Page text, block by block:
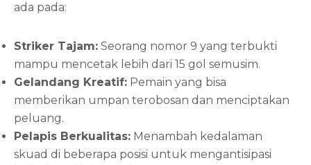
ada pada:
Striker Tajam: Seorang nomor 9 yang terbukti
mampu mencetak lebih dari 15 gol semusim.
Gelandang Kreatif: Pemain yang bisa
memberikan umpan terobosan dan menciptakan
peluang.
Pelapis Berkualitas: Menambah kedalaman
skuad di beberapa posisi untuk mengantisipasi